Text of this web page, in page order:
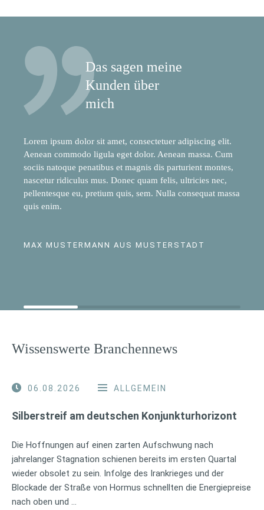
Das sagen meine
Kunden über
mich
Lorem ipsum dolor sit amet, consectetuer adipiscing elit.
Aenean commodo ligula eget dolor. Aenean massa. Cum
sociis natoque penatibus et magnis dis parturient montes,
nascetur ridiculus mus. Donec quam felis, ultricies nec,
pellentesque eu, pretium quis, sem. Nulla consequat massa
quis enim.
MAX MUSTERMANN AUS MUSTERSTADT
Wissenswerte Branchennews
06.08.2026 ALLGEMEIN
Silberstreif am deutschen Konjunkturhorizont
Die Hoffnungen auf einen zarten Aufschwung nach
jahrelanger Stagnation schienen bereits im ersten Quartal
wieder obsolet zu sein. Infolge des Irankrieges und der
Blockade der Straße von Hormus schnellten die Energiepreise
nach oben und …